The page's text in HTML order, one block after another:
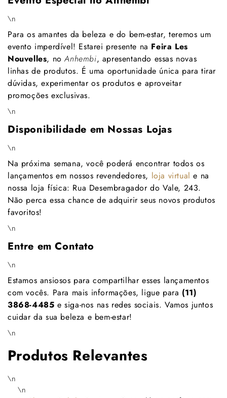
\n
Para os amantes da beleza e do bem-estar, teremos um
evento imperdível! Estarei presente na Feira Les
Nouvelles, noAnhembi, apresentando essas novas
linhas de produtos. É uma oportunidade única para tirar
dúvidas, experimentar os produtos e aproveitar
promoções exclusivas.
\n
Disponibilidade em Nossas Lojas
\n
Na próxima semana, você poderá encontrar todos os
lançamentos em nossos revendedores, loja virtual e na
nossa loja física: Rua Desembragador do Vale, 243.
Não perca essa chance de adquirir seus novos produtos
favoritos!
\n
Entre em Contato
\n
Estamos ansiosos para compartilhar esses lançamentos
com vocês. Para mais informações, ligue para (11)
3868-4485 e siga-nos nas redes sociais. Vamos juntos
cuidar da sua beleza e bem-estar!
\n
Produtos Relevantes
\n
\n